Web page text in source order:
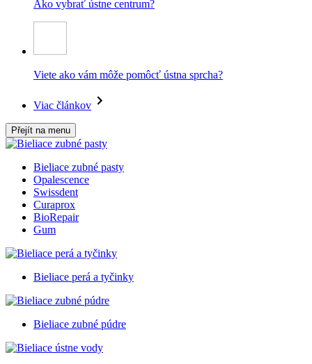
Ako vybrať ústne centrum?
Viete ako vám môže pomôcť ústna sprcha?
Viac článkov
Přejít na menu
Bieliace zubné pasty
Opalescence
Swissdent
Curaprox
BioRepair
Gum
Bieliace perá a tyčinky
Bieliace zubné púdre